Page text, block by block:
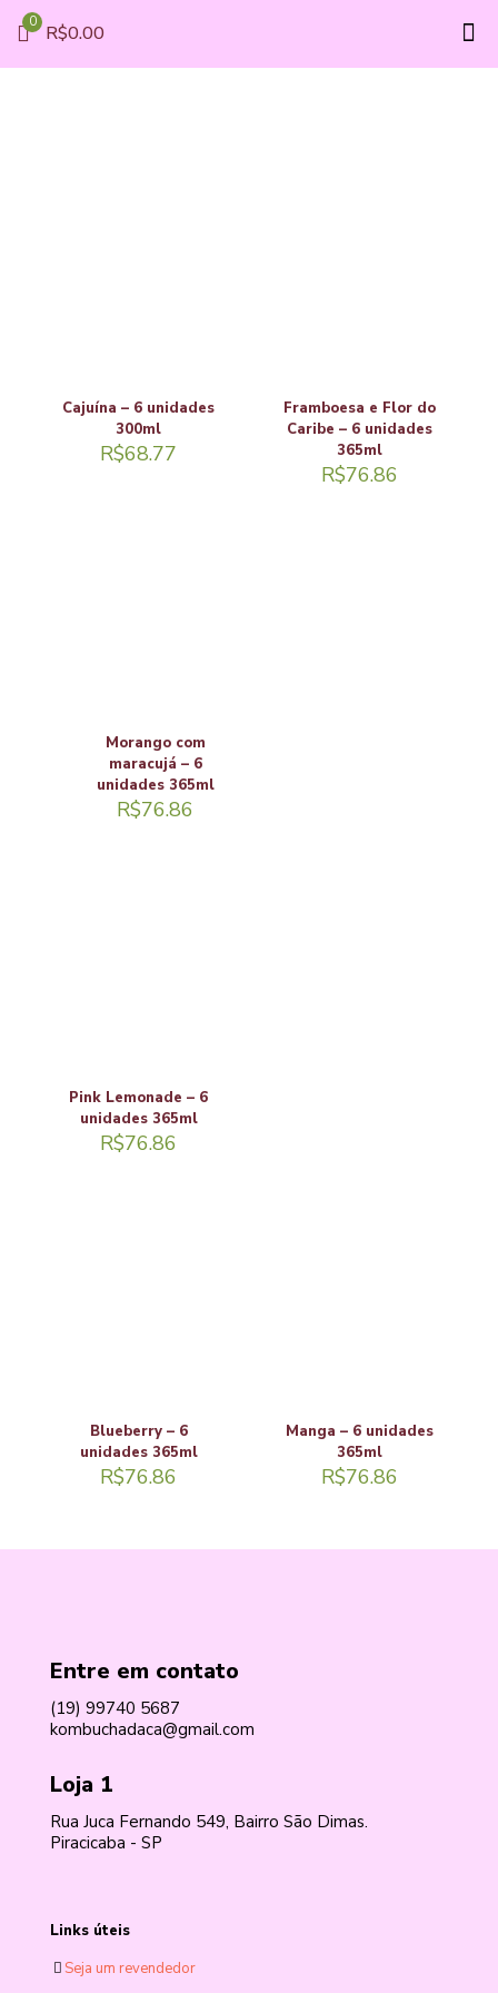
0 R$0.00
Cajuína – 6 unidades
300ml
R$68.77
Framboesa e Flor do
Caribe – 6 unidades
365ml
R$76.86
Morango com
maracujá – 6
unidades 365ml
R$76.86
Pink Lemonade – 6
unidades 365ml
R$76.86
Blueberry – 6
unidades 365ml
R$76.86
Manga – 6 unidades
365ml
R$76.86
Entre em contato
(19) 99740 5687
kombuchadaca@gmail.com
Loja 1
Rua Juca Fernando 549, Bairro São Dimas.
Piracicaba - SP
Links úteis
Seja um revendedor